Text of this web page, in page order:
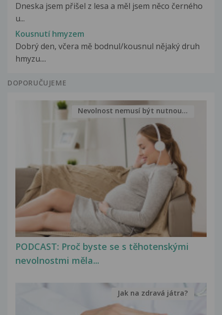
Dneska jsem přišel z lesa a měl jsem něco černého
u...
Kousnutí hmyzem
Dobrý den, včera mě bodnul/kousnul nějaký druh
hmyzu....
DOPORUČUJEME
PODCAST: Proč byste se s těhotenskými
nevolnostmi měla...
Nevolnost nemusí být nutnou...
Jak na zdravá játra?